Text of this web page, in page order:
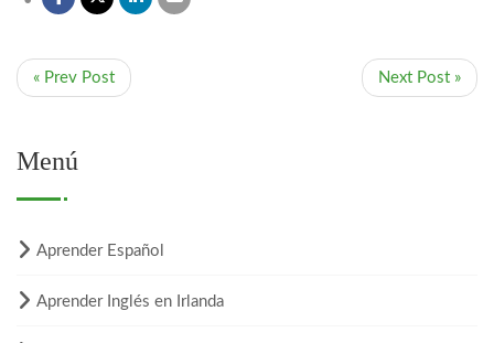
« Prev Post Next Post »
Menú
Aprender Español
Aprender Inglés en Irlanda